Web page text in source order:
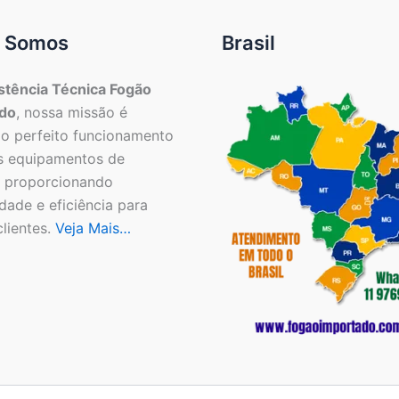
Técnica Fogão
, nossa missão é
perfeito funcionamento
equipamentos de
proporcionando
e eficiência para
Veja Mais…
Brasil